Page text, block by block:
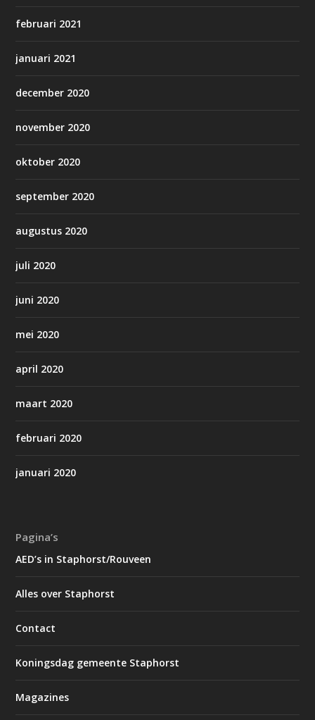
februari 2021
januari 2021
december 2020
november 2020
oktober 2020
september 2020
augustus 2020
juli 2020
juni 2020
mei 2020
april 2020
maart 2020
februari 2020
januari 2020
Pagina’s
AED’s in Staphorst/Rouveen
Alles over Staphorst
Contact
Koningsdag gemeente Staphorst
Magazines